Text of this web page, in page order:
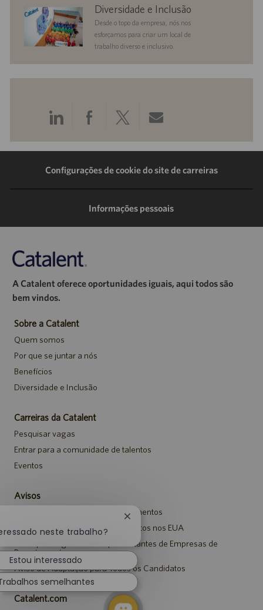
diversityandinclusionDiversidade e Inclusão
Desde o topo da empresa, nós nos
esforçamos para criar um local de
trabalho diverso e inclusivo.
Compartilhar
pelo
LinkedIn
Compartilhar
pelo
Facebook
Compartilhar
pelo
Twitter
Compartilhar
por
e-
Configurações de cookie do site de carreiras
Informações pessoais
A Catalent oferece oportunidades iguais, aqui todos são
bem vindos.
Sobre a Catalent
Quem somos
Por que se juntar a nós
Benefícios
Diversidade e Inclusão
Carreiras da Catalent
Pesquisar vagas
Entrar para a comunidade de talentos
Eventos
Avisos
Aviso de Privacidade em Recrutamentos
Aviso de Segurança para Candidatos nos EUA
Aviso para Agências e Representantes de Empresas de
Recrutamento
Aviso de Adaptação para Todos os Candidatos
Catalent.com
neste trabalho?
Fechar
notificação
chatbot
Estou interessado
semelhantes